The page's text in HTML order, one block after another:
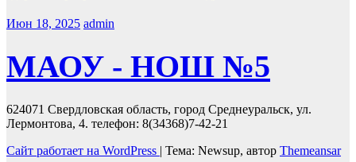
Июн 18, 2025 admin
МАОУ - НОШ №5
624071 Свердловская область, город Среднеуральск, ул.
Лермонтова, 4. телефон: 8(34368)7-42-21
Сайт работает на WordPress | Тема: Newsup, автор Themeansar